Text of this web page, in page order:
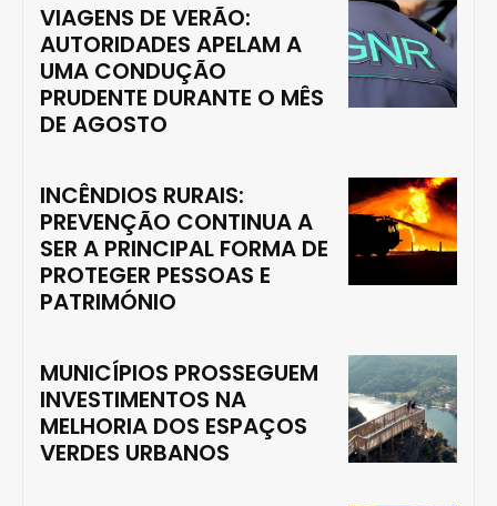
VIAGENS DE VERÃO:
AUTORIDADES APELAM A
UMA CONDUÇÃO
PRUDENTE DURANTE O MÊS
DE AGOSTO
INCÊNDIOS RURAIS:
PREVENÇÃO CONTINUA A
SER A PRINCIPAL FORMA DE
PROTEGER PESSOAS E
PATRIMÓNIO
MUNICÍPIOS PROSSEGUEM
INVESTIMENTOS NA
MELHORIA DOS ESPAÇOS
VERDES URBANOS